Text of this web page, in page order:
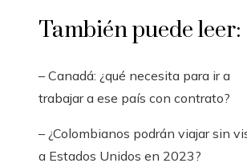
También puede leer:
– Canadá: ¿qué necesita para ir a
trabajar a ese país con contrato?
– ¿Colombianos podrán viajar sin
a Estados Unidos en 2023?